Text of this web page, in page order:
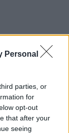
Personal
parties, or
for
opt-out
that after your
seeing